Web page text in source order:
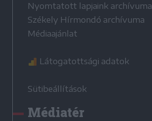
Nyomtatott lapjaink archívuma
Székely Hírmondó archívuma
Médiaajánlat
Látogatottsági adatok
Sütibeállítások
Médiatér